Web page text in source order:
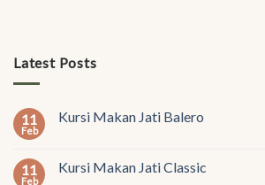
Latest Posts
11
Feb
Kursi Makan Jati Balero
11
Feb
Kursi Makan Jati Classic